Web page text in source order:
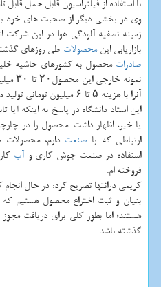
با استفاده از فیلتراسیون قابل حمل قابل
زمینه تصفیه آلودگی هوا در این شركت
بازاریابی اینمحصولات طی روزهای
صادرات محصول به كشورهای حاشیه
نمونه
آنرا با هزینه ۵ تا ۶ میلیون تومانی تولید می نماییم.
این استاد دانشگاه در پاسخ به اینكه
یا خیر، اظهار داشت: محصول را در
ارتباطی كه با صنعت دارم، محصولات
استفاده در صنعت جوش كاری وآب
فروخته ام.
كریمی درانتها تصریح كرد: در حال
بنیان و ثبت اختراع محصول هستیم كه
گذشته باشد.